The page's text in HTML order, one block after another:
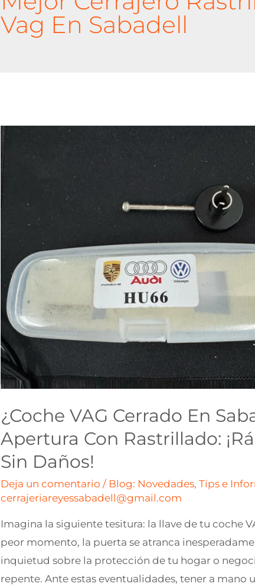
Vag En Sabadell
¿Coche VAG Cerrado En
Apertura Con Rastrillado:
Sin Daños!
Deja un comentario / Blog: Novedades, Tips e
cerrajeriareyessabadell@gmail.com
Imagina la siguiente tesitura: la llave de tu coche
peor momento, la puerta se atranca
inquietud sobre la protección de tu hogar o
repente. Ante estas eventualidades, tener a mano